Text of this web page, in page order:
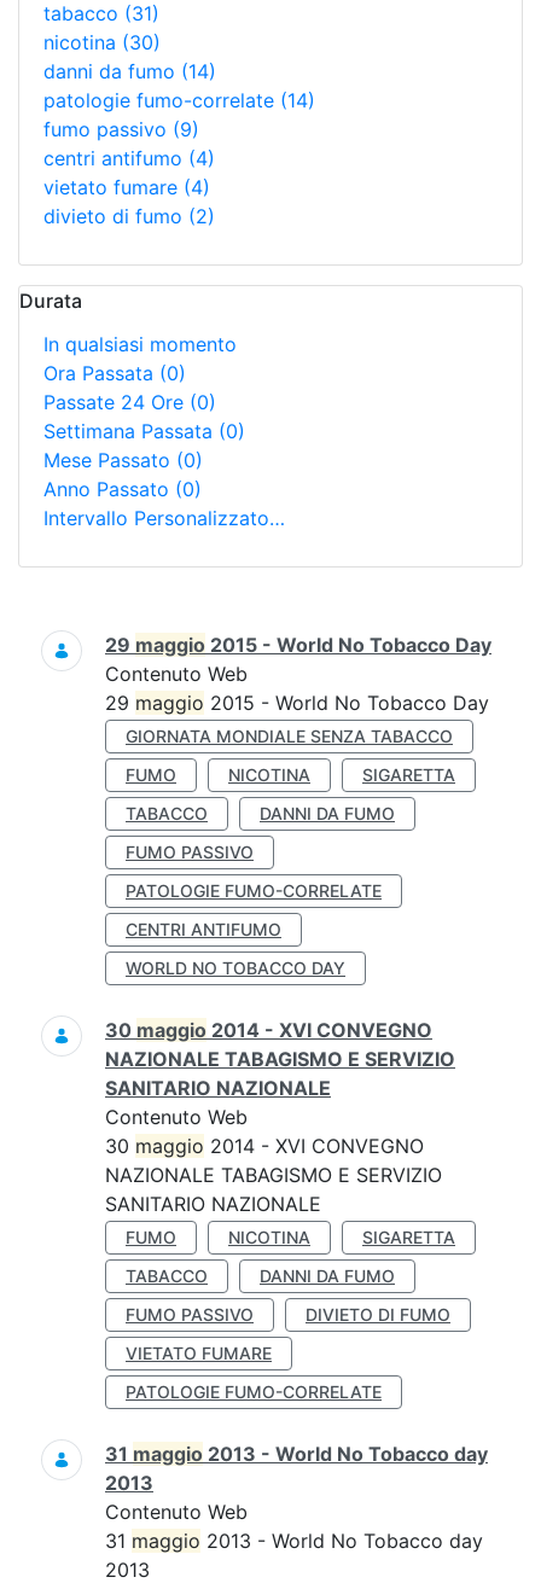
tabacco (31)
nicotina (30)
danni da fumo (14)
patologie fumo-correlate (14)
fumo passivo (9)
centri antifumo (4)
vietato fumare (4)
divieto di fumo (2)
Durata
In qualsiasi momento
Ora Passata (0)
Passate 24 Ore (0)
Settimana Passata (0)
Mese Passato (0)
Anno Passato (0)
Intervallo Personalizzato…
Ricerca
29 maggio 2015 - World No Tobacco Day
Contenuto Web
29 maggio 2015 - World No Tobacco Day
GIORNATA MONDIALE SENZA TABACCO
FUMO
NICOTINA
SIGARETTA
TABACCO
DANNI DA FUMO
FUMO PASSIVO
PATOLOGIE FUMO-CORRELATE
CENTRI ANTIFUMO
WORLD NO TOBACCO DAY
30 maggio 2014 - XVI CONVEGNO
NAZIONALE TABAGISMO E SERVIZIO
SANITARIO NAZIONALE
Contenuto Web
30 maggio 2014 - XVI CONVEGNO
NAZIONALE TABAGISMO E SERVIZIO
SANITARIO NAZIONALE
FUMO NICOTINA
SIGARETTA
TABACCO
DANNI DA FUMO
FUMO PASSIVO
DIVIETO DI FUMO
VIETATO FUMARE
PATOLOGIE FUMO-CORRELATE
31 maggio 2013 - World No Tobacco day
2013
Contenuto Web
31 maggio 2013 - World No Tobacco day
2013